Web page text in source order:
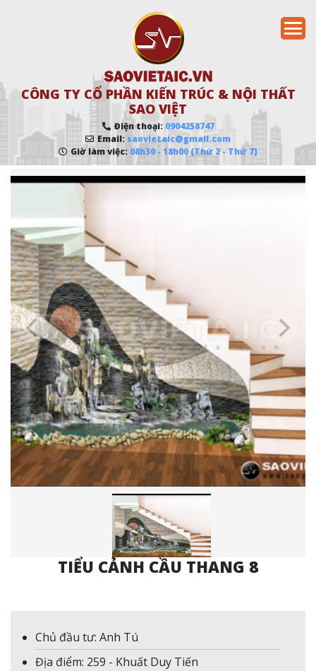
CÔNG TY CỔ PHẦN KIẾN TRÚC & NỘI THẤT
SAO VIỆT
Điện thoại: 0904258747
Email: saovietaic@gmail.com
Giờ làm việc: 08h30 - 18h00 (Thứ 2 - Thứ 7)
TIỂU CẢNH CẦU THANG 8
Chủ đầu tư: Anh Tú
Địa điểm: 259 - Khuất Duy Tiến